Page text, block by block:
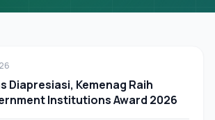
Diapresiasi, Kemenag Raih
Institutions Award 2026